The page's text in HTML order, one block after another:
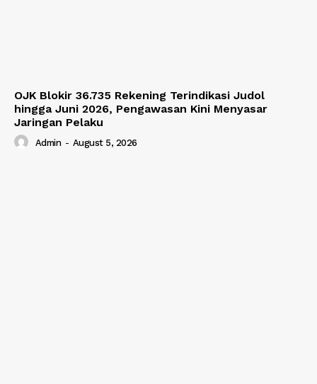
OJK Blokir 36.735 Rekening Terindikasi Judol
hingga Juni 2026, Pengawasan Kini Menyasar
Jaringan Pelaku
Admin - August 5, 2026